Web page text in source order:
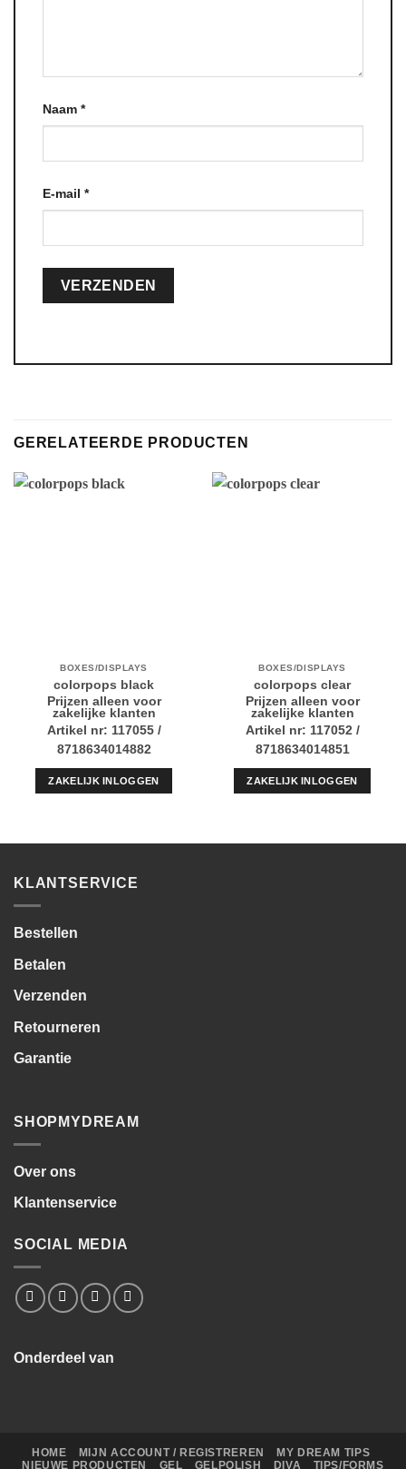
Naam *
E-mail *
GERELATEERDE PRODUCTEN
BOXES/DISPLAYS
colorpops black
Prijzen alleen voor
zakelijke klanten
Artikel nr: 117055 /
8718634014882
ZAKELIJK INLOGGEN
BOXES/DISPLAYS
colorpops clear
Prijzen alleen voor
zakelijke klanten
Artikel nr: 117052 /
8718634014851
ZAKELIJK INLOGGEN
KLANTSERVICE
Bestellen
Betalen
Verzenden
Retourneren
Garantie
SHOPMYDREAM
Over ons
Klantenservice
SOCIAL MEDIA
Onderdeel van
HOME MIJN ACCOUNT / REGISTREREN
MY DREAM TIPS
NIEUWE PRODUCTEN
GEL GELPOLISH DIVA TIPS/FORMS